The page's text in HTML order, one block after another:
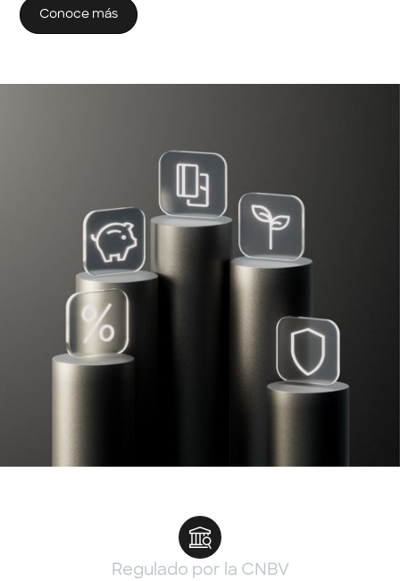
Conoce más
Regulado por la CNBV